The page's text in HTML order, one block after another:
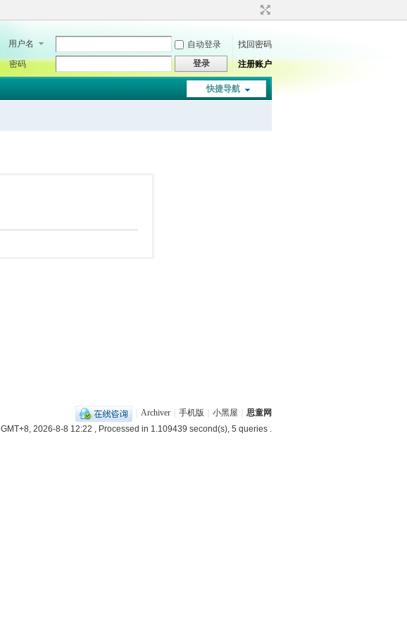
用户名 自动登录
找回密码
密码
登录 注册账户
快捷导航
Archiver 手机版 小黑屋
思童网
GMT+8, 2026-8-8 12:22 , Processed in 1.109439 second(s), 5 queries .